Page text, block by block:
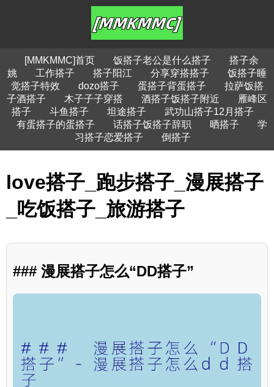
[MMKMMC]首页 饭搭子老公是什么搭子
搭子余
姚
工作搭子 搭子阳江 分享穿搭搭子
饭搭子睡
觉搭子特效
dozo搭子 蛋搭子背蛋搭子
拉萨饭搭
子酒搭子
木子子子穿搭 酒搭子饭搭子附近
雁峰区
搭子
斗鱼搭子 坦途搭子
武功山搭子12月搭子
有蛋搭子的蛋搭子
话搭子饭搭子辞职 晒搭子
学
习搭子恋爱搭子
倒搭子
love搭子_跑步搭子_漫展搭子
_吃饭搭子_旅游搭子
### 漫展搭子怎么“DD搭子”